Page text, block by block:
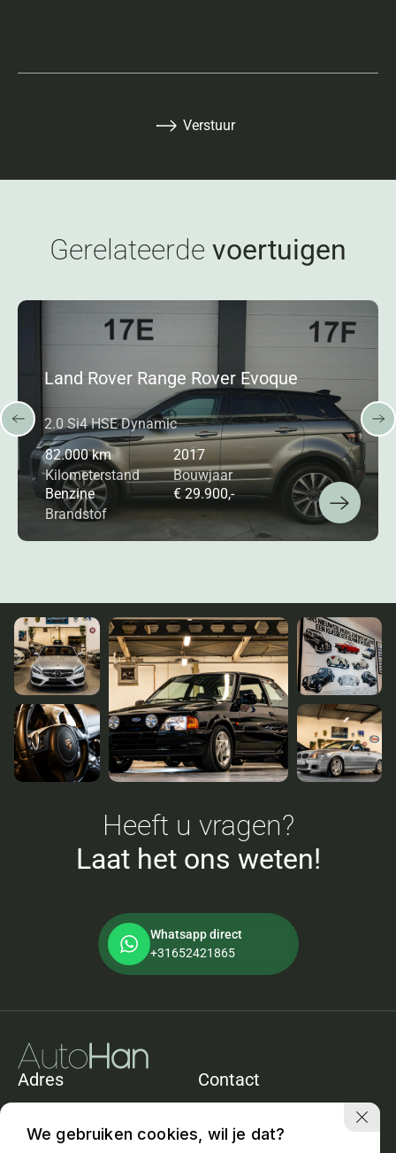
Verstuur
Gerelateerde voertuigen
Land Rover Range Rover Evoque
2.0 Si4 HSE Dynamic
82.000 km
Kilometerstand
2017
Bouwjaar
Benzine
Brandstof
€ 29.900,-
Heeft u vragen?
Laat het ons weten!
Whatsapp direct
+31652421865
Adres
1161ACZwanenburg
Contact
info@autohan.nl
We gebruiken cookies, wil je dat?